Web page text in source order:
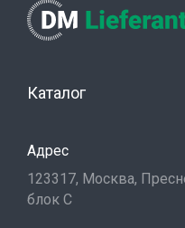
Каталог
Адрес
123317, Москва,
блок С